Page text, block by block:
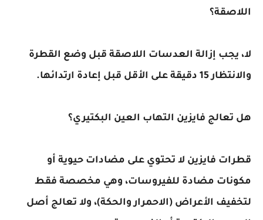
إزالة العدسات اللاصقة قبل وضع القطرة
قبل إعادة ارتدائها.
فايزين التهاب العين البكتيري؟
فايزين لا تحتوي على مضادات حيوية أو
مضادة للفيروسات، وهي مخصصة فقط
الأعراض (الاحمرار والحكة)، ولا تعالج أصل